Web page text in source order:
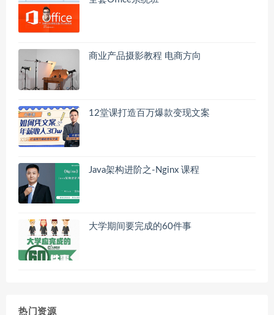
商业产品摄影教程 电商方向
12堂课打造百万爆款变现文案
Java架构进阶之-Nginx 课程
大学期间要完成的60件事
热门资源